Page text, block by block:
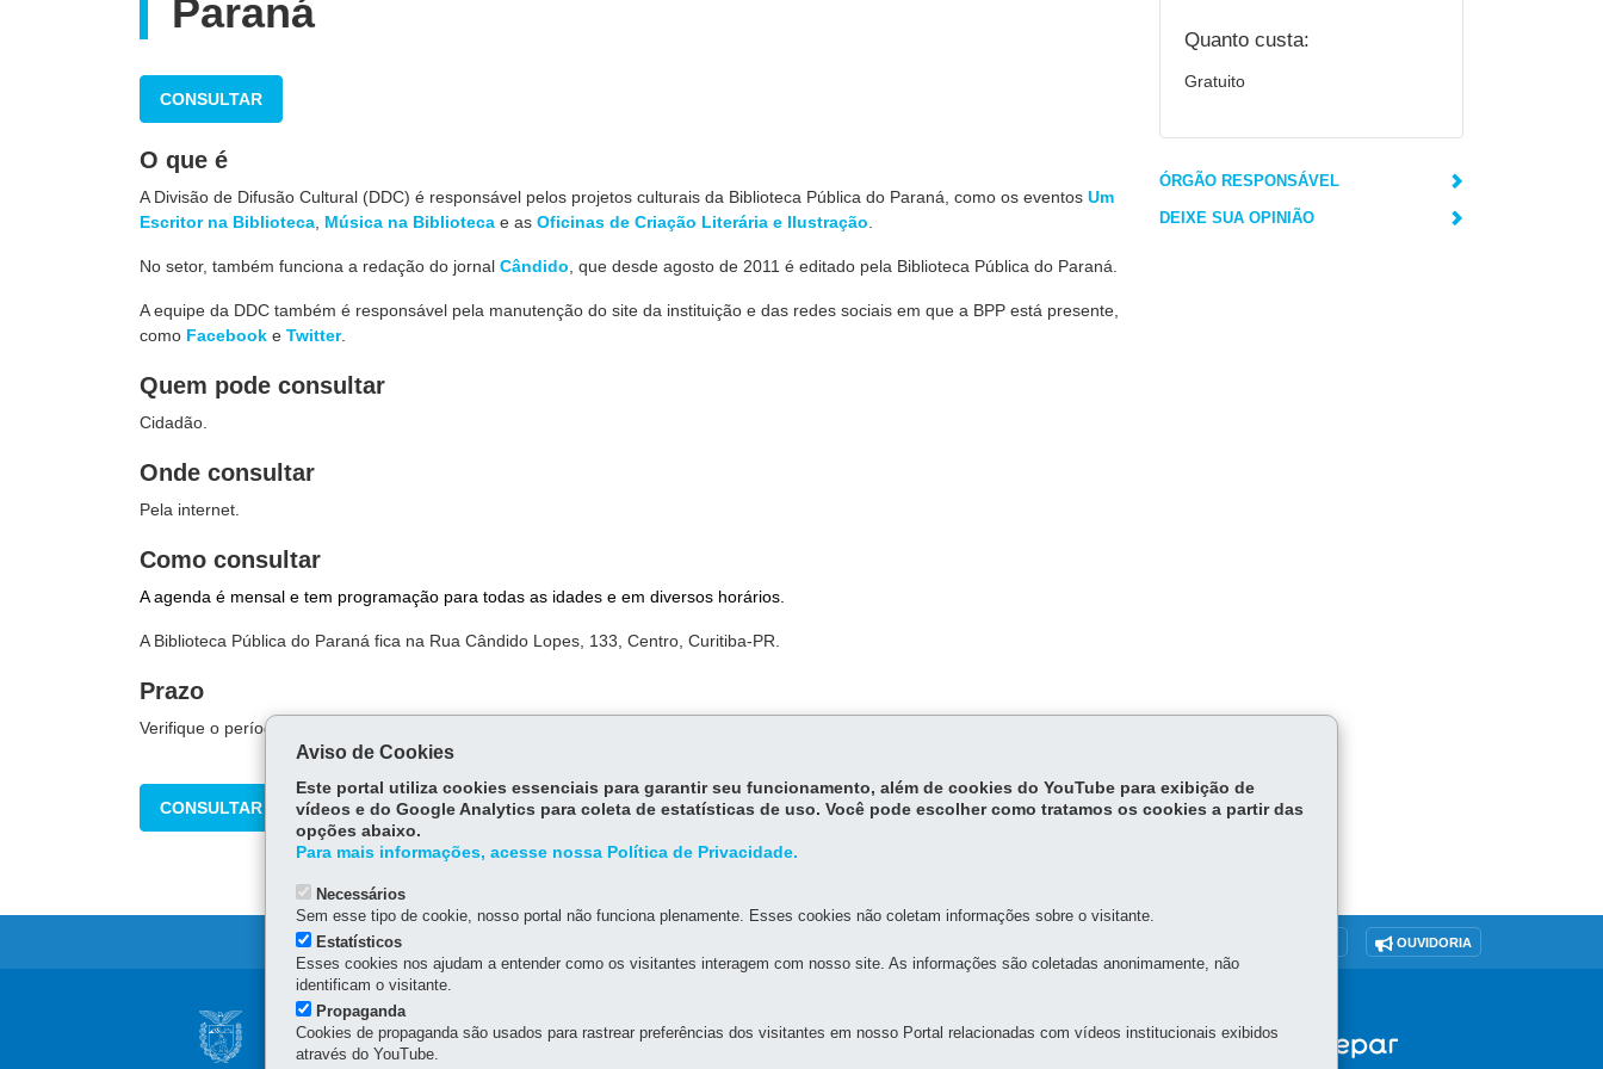
Paraná
CONSULTAR
O que é
A Divisão de Difusão Cultural (DDC) é responsável pelos projetos culturais da Biblioteca Pública do Paraná, como os eventos Um
Escritor na Biblioteca Música na Biblioteca e as Oficinas de Criação Literária e Ilustração
No setor, também funciona a redação do jornal Cândido , que desde agosto de 2011 é editado pela Biblioteca Pública do Paraná.
A equipe da DDC também é responsável pela manutenção do site da instituição e das redes sociais em que a BPP está presente,
como Facebook e Twitter.
Quem pode consultar
Cidadão.
Onde consultar
Pela internet.
Como consultar
A agenda é mensal e tem programação para todas as idades e em diversos horários.
A Biblioteca Pública do Paraná fica na Rua Cândido Lopes, 133, Centro, Curitiba-PR.
Prazo
Verifique o período de inscrição e de realização de cada atividade.
CONSULTAR
Quanto custa:
Gratuito
ÓRGÃO RESPONSÁVEL
DEIXE SUA OPINIÃO
OUVIDORIA
Navegação
principal
AGÊNCIA DO MIGRANTE
SUPERINTENDÊNCIA-GERAL DE GOVERNANÇA MIGRATÓRIA
Aviso de Cookies
Este portal utiliza cookies essenciais para garantir seu funcionamento, além de cookies do YouTube para exibição de
vídeos e do Google Analytics para coleta de estatísticas de uso. Você pode escolher como tratamos os cookies a partir das
opções abaixo.
Para mais informações, acesse nossa Política de Privacidade.
Necessários
Sem esse tipo de cookie, nosso portal não funciona plenamente. Esses cookies não coletam informações sobre o visitante.
Estatísticos
Esses cookies nos ajudam a entender como os visitantes interagem com nosso site. As informações são coletadas anonimamente, não
identificam o visitante.
Propaganda
Cookies de propaganda são usados para rastrear preferências dos visitantes em nosso Portal relacionadas com vídeos institucionais exibidos
através do YouTube.